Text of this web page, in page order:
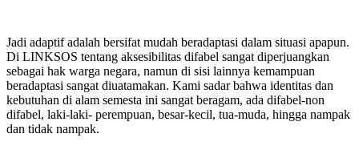
Jadi adaptif adalah bersifat mudah beradaptasi dalam situasi apapun.
Di LINKSOS tentang aksesibilitas difabel sangat diperjuangkan
sebagai hak warga negara, namun di sisi lainnya kemampuan
beradaptasi sangat diuatamakan. Kami sadar bahwa identitas dan
kebutuhan di alam semesta ini sangat beragam, ada difabel-non
difabel, laki-laki- perempuan, besar-kecil, tua-muda, hingga nampak
dan tidak nampak.